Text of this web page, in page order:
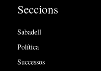
Seccions
Sabadell
Política
Successos